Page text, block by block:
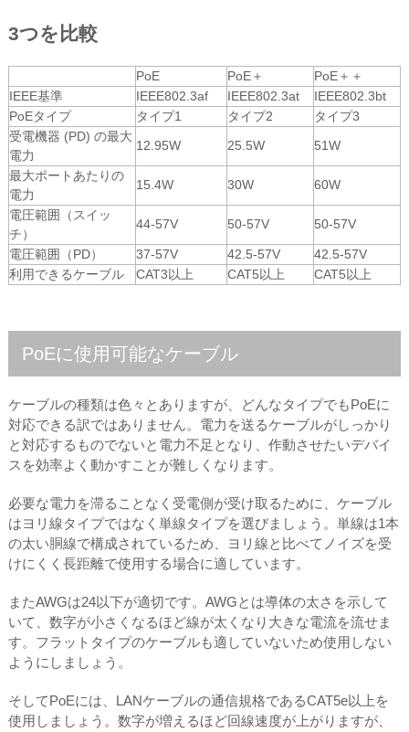
3つを比較
PoE PoE＋
PoE＋＋
IEEE基準
IEEE802.3af IEEE802.3at
IEEE802.3bt
PoEタイプ
タイプ1 タイプ2
タイプ3
受電機器 (PD) の最大
電力
12.95W 25.5W 51W
最大ポートあたりの
電力
15.4W 30W 60W
電圧範囲（スイッ
チ）
44-57V 50-57V 50-57V
電圧範囲（PD） 37-57V 42.5-57V
42.5-57V
利用できるケーブル
CAT3以上 CAT5以上 CAT5以上
PoEに使用可能なケーブル
ケーブルの種類は色々とありますが、どんなタイプでもPoEに
対応できる訳ではありません。電力を送るケーブルがしっかり
と対応するものでないと電力不足となり、作動させたいデバイ
スを効率よく動かすことが難しくなります。
必要な電力を滞ることなく受電側が受け取るために、ケーブル
はヨリ線タイプではなく単線タイプを選びましょう。単線は1本
の太い胴線で構成されているため、ヨリ線と比べてノイズを受
けにくく長距離で使用する場合に適しています。
またAWGは24以下が適切です。AWGとは導体の太さを示して
いて、数字が小さくなるほど線が太くなり大きな電流を流せま
す。フラットタイプのケーブルも適していないため使用しない
ようにしましょう。
そしてPoEには、LANケーブルの通信規格であるCAT5e以上を
使用しましょう。数字が増えるほど回線速度が上がりますが、